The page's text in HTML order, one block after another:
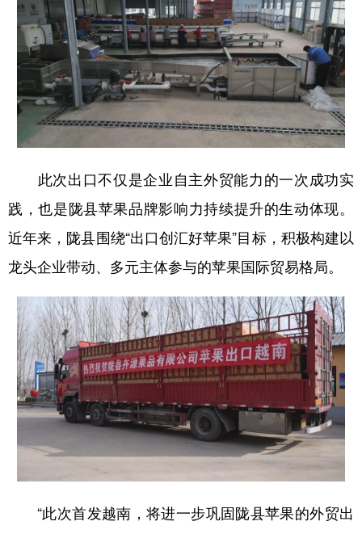
此次出口不仅是企业自主外贸能力的一次成功实
践，也是陇县苹果品牌影响力持续提升的生动体现。
近年来，陇县围绕“出口创汇好苹果”目标，积极构建以
龙头企业带动、多元主体参与的苹果国际贸易格局。
“此次首发越南，将进一步巩固陇县苹果的外贸出